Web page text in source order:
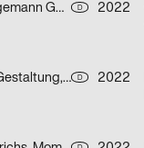
OFF OFFICE von Gross Lingemann GbR D
2022
Daniel Wiesmann Büro für Gestaltung, Radziejewski Robert D
2022